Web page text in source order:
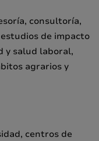
consultoría,
de impacto
y salud laboral,
agrarios y
centros de